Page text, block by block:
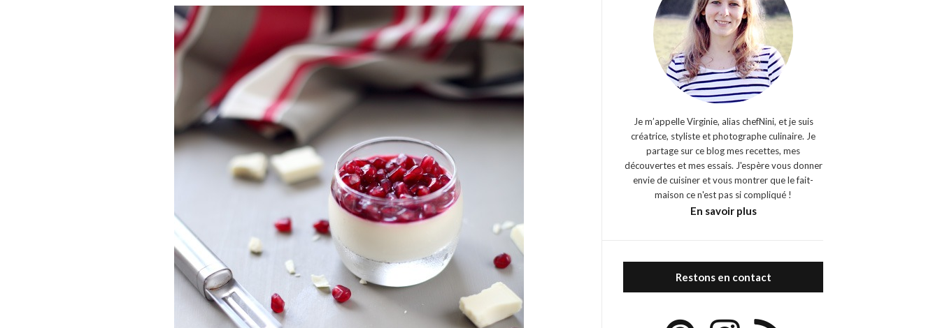
Je m’appelle Virginie, alias chefNini, et je suis
créatrice, styliste et photographe culinaire. Je
partage sur ce blog mes recettes, mes
découvertes et mes essais. J'espère vous donner
envie de cuisiner et vous montrer que le fait-
maison ce n'est pas si compliqué !
En savoir plus
Restons en contact